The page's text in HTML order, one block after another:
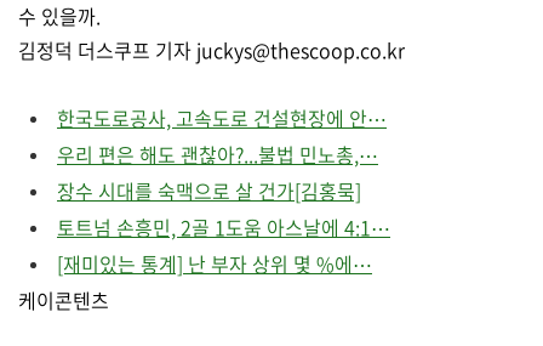
수 있을까.
김정덕 더스쿠프 기자 juckys@thescoop.co.kr
한국도로공사, 고속도로 건설현장에 안⋯
우리 편은 해도 괜찮아?...불법 민노총,⋯
장수 시대를 숙맥으로 살 건가[김홍묵]
토트넘 손흥민, 2골 1도움 아스날에 4:1⋯
[재미있는 통계] 난 부자 상위 몇 %에⋯
케이콘텐츠